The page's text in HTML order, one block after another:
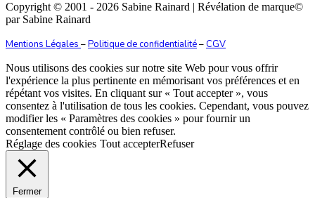
Copyright © 2001 - 2026 Sabine Rainard | Révélation de marque©️
par Sabine Rainard
Mentions Légales –Politique de confidentialité–CGV
Nous utilisons des cookies sur notre site Web pour vous offrir
l'expérience la plus pertinente en mémorisant vos préférences et en
répétant vos visites. En cliquant sur « Tout accepter », vous
consentez à l'utilisation de tous les cookies. Cependant, vous pouvez
modifier les « Paramètres des cookies » pour fournir un
consentement contrôlé ou bien refuser.
Réglage des cookies Tout accepterRefuser
Fermer